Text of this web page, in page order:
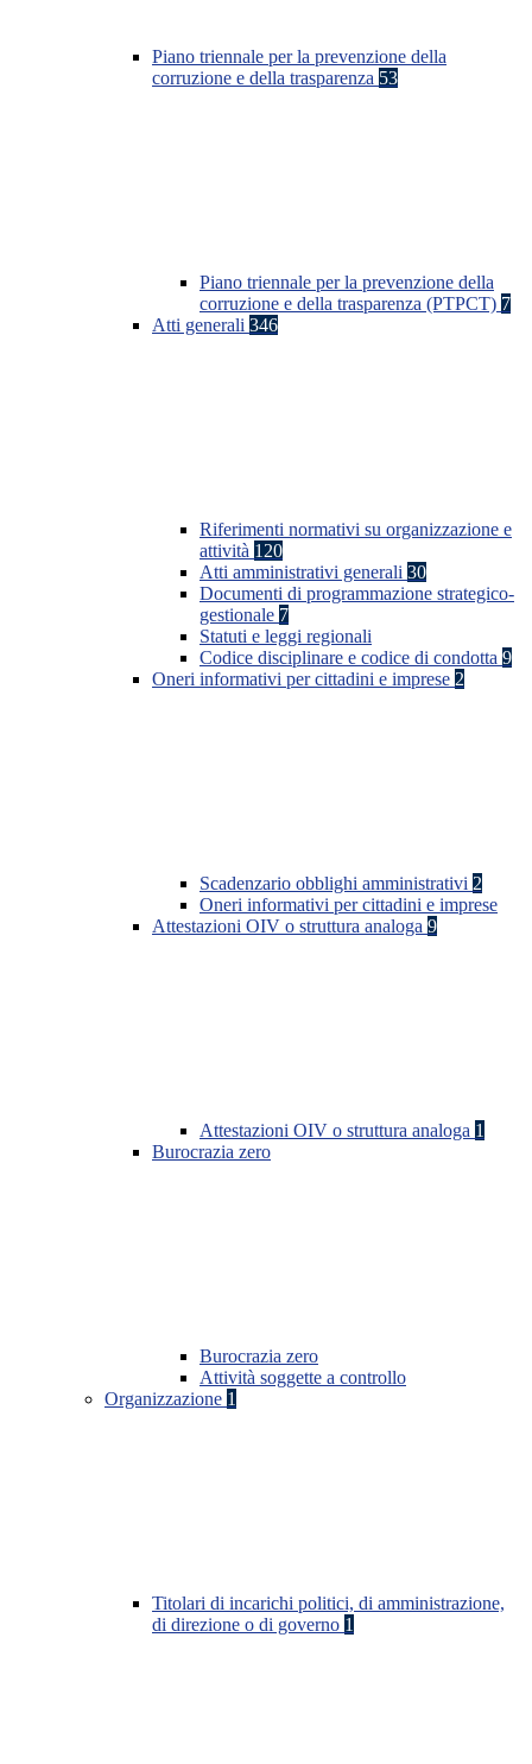
Piano triennale per la prevenzione della
corruzione e della trasparenza 53
Piano triennale per la prevenzione della
corruzione e della trasparenza (PTPCT) 7
Atti generali 346
Riferimenti normativi su organizzazione e
attività 120
Atti amministrativi generali 30
Documenti di programmazione strategico-
gestionale 7
Statuti e leggi regionali
Codice disciplinare e codice di condotta 9
Oneri informativi per cittadini e imprese 2
Scadenzario obblighi amministrativi 2
Oneri informativi per cittadini e imprese
Attestazioni OIV o struttura analoga 9
Attestazioni OIV o struttura analoga 1
Burocrazia zero
Burocrazia zero
Attività soggette a controllo
Organizzazione 1
Titolari di incarichi politici, di amministrazione,
di direzione o di governo 1